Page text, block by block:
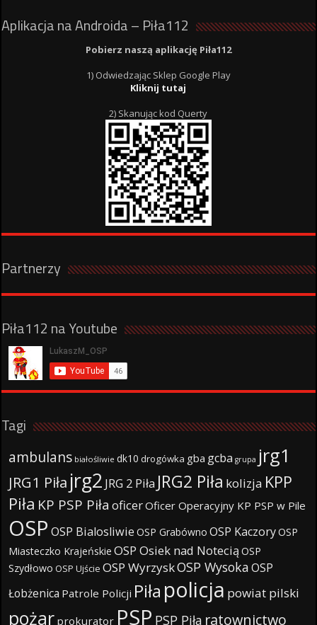
Aplikacja na Androida – Piła112
Pobierz naszą aplikację Piła112
1) Odwiedzając Sklep Google Play
Kliknij tutaj
2) Skanując kod Querty
Partnerzy
Piła112 na Youtube
Tagi
ambulans białośliwie dk10 drogówka gba gcba grupa jrg1
JRG1 Piła jrg2 JRG 2 Piła JRG2 Piła kolizja KPP
Piła KP PSP Piła oficerOficer Operacyjny KP PSP w Pile
OSP OSP Bialosliwie OSP Grabówno OSP KaczoryOSP
Miasteczko Krajeńskie OSP Osiek nad Notecią OSP
Szydłowo OSP Ujście OSP WyrzyskOSP WysokaOSP
Łobżenica Patrole Policji Piła policja powiat pilski
pożar prokurator PSP PSP Piła ratownictwo